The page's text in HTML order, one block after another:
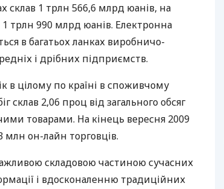
склав 1 трлн 566,6 млрд юанів, на
трлн 990 млрд юанів. Електронна
в багатьох ланках виробничо-
і дрібних підприємств.
в цілому по країні в споживчому
склав 2,06 проц від загального обсяг
товарами. На кінець вересня 2009
млн он-лайн торговців.
складовою частиною сучасних
і вдосконаленню традиційних